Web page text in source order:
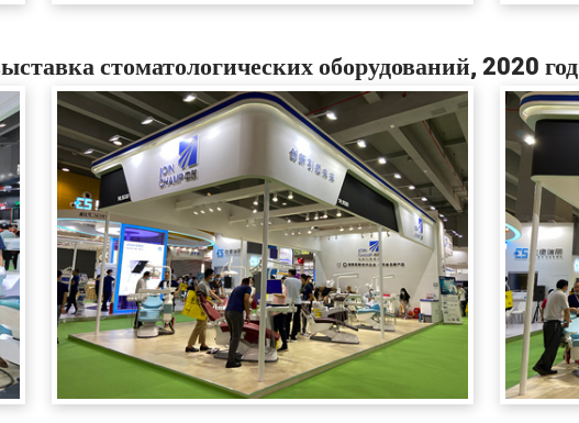
стоматологических оборудований, 2020 год